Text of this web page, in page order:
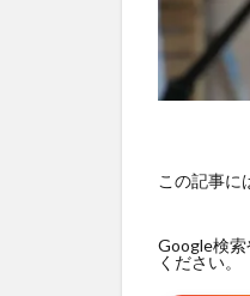
この記事に
Google検
ください。